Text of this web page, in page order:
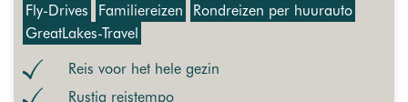
Fly-Drives Familiereizen
Rondreizen per huurauto
GreatLakes-Travel
Reis voor het hele gezin
Rustig reistempo